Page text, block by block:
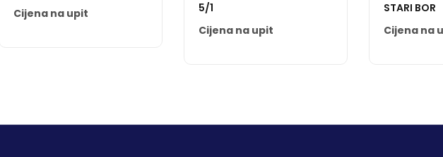
Cijena na upit
5/1
Cijena na upit
STARI BOR
Cijena na